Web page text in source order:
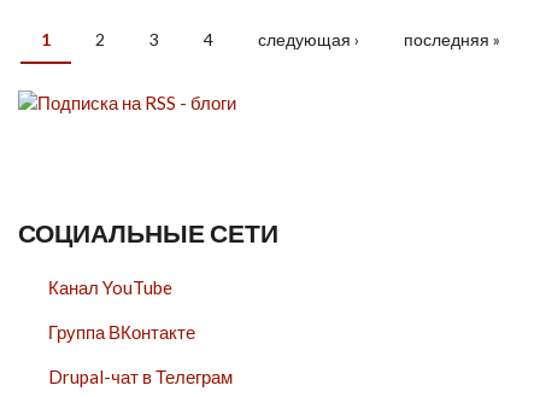
СТРАНИЦЫ
1 2 3 4 следующая › последняя »
СОЦИАЛЬНЫЕ СЕТИ
Канал YouTube
Группа ВКонтакте
Drupal-чат в Телеграм